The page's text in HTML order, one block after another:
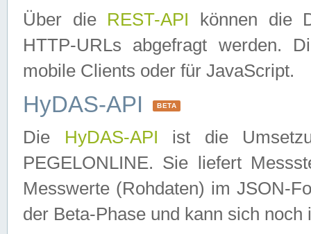
Über die REST-API können die
HTTP-URLs abgefragt werden.
mobile Clients oder für JavaScript.
HyDAS-API BETA
Die HyDAS-API ist die
PEGELONLINE. Sie liefert
Messwerte (Rohdaten) im JSON-
der Beta-Phase und kann sich noch